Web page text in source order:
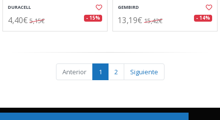
DURACELL
4,40€ 5,15€ - 15%
GEMBIRD
13,19€ 15,42€ - 14%
Anterior 1 2 Siguiente